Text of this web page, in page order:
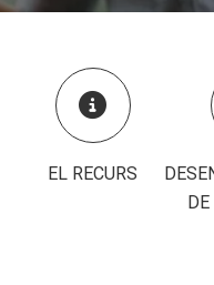

EL RECURS
SUPORT
SUPORT